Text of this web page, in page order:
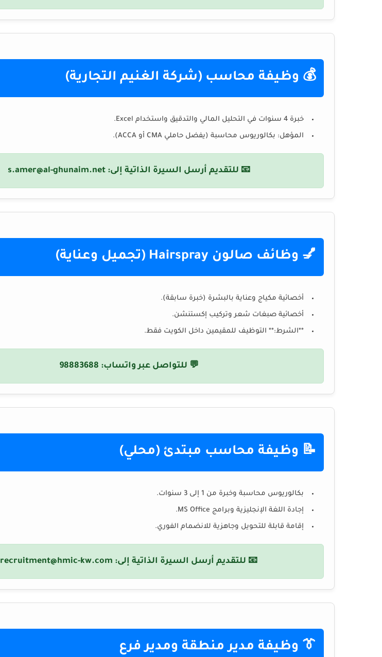
💰 وظيفة محاسب (شركة الغنيم التجارية)
خبرة 4 سنوات في التحليل المالي والتدقيق واستخدام Excel.
المؤهل: بكالوريوس محاسبة (يفضل حاملي CMA أو ACCA).
📧 للتقديم أرسل السيرة الذاتية إلى:s.amer@al-ghunaim.net
💅 وظائف صالون Hairspray (تجميل وعناية)
أخصائية مكياج وعناية بالبشرة (خبرة سابقة).
أخصائية صبغات شعر وتركيب إكستنشن.
**الشرط:** التوظيف للمقيمين داخل الكويت فقط.
💬 للتواصل عبر واتساب: 98883688
📝 وظيفة محاسب مبتدئ (محلي)
بكالوريوس محاسبة وخبرة من 1 إلى 3 سنوات.
إجادة اللغة الإنجليزية وبرامج MS Office.
إقامة قابلة للتحويل وجاهزية للانضمام الفوري.
📧 للتقديم أرسل السيرة الذاتية إلى: recruitment@hmic-kw.com
👔 وظيفة مدير منطقة ومدير فرع